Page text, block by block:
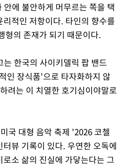
에 불안하게 머무르는 쪽을 택
적인 저항이다. 타인의 향수를
형의 존재가 되기 때문이다.
한국의 사이키델릭 팝 밴드
인 장식품'으로 타자화하지 않
려는 이 치열한 호기심이야말로
국 대형 음악 축제 '2026 코첼
뷰 기록이 있다. 우연한 오독에
소 삶의 진실에 가닿는다는 그